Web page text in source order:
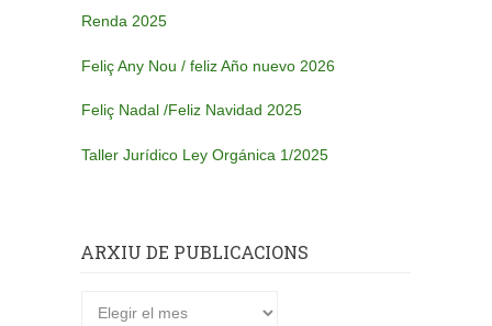
Renda 2025
Feliç Any Nou / feliz Año nuevo 2026
Feliç Nadal /Feliz Navidad 2025
Taller Jurídico Ley Orgánica 1/2025
ARXIU DE PUBLICACIONS